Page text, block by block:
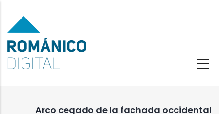
contenido
principal
Arco cegado de la fachada occidental